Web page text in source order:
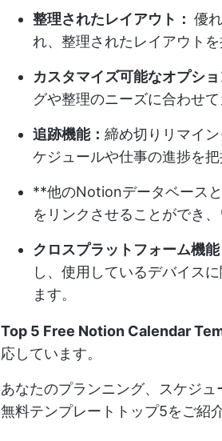
整理されたレイアウト： 優
れ、整理されたレイアウトを
カスタマイズ可能なオプシ
グや整理のニーズに合わせ
追跡機能： 締め切りリマイ
ケジュールや仕事の進捗を把
**他のNotionデータベース
をリンクさせることができ
クロスプラットフォーム機能
し、使用しているデバイス
ます。
Top 5 Free Notion Calendar
応しています。
あなたのプランニング、スケジ
無料テンプレートトップ5をご紹